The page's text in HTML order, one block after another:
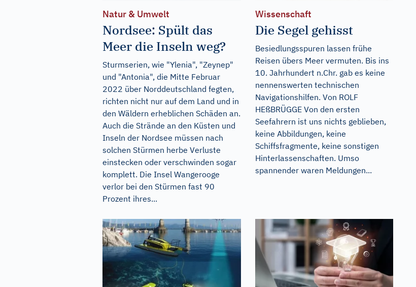
Natur & Umwelt
Nordsee: Spült das
Meer die Inseln weg?
Sturmserien, wie "Ylenia", "Zeynep"
und "Antonia", die Mitte Februar
2022 über Norddeutschland fegten,
richten nicht nur auf dem Land und in
den Wäldern erheblichen Schäden an.
Auch die Strände an den Küsten und
Inseln der Nordsee müssen nach
solchen Stürmen herbe Verluste
einstecken oder verschwinden sogar
komplett. Die Insel Wangerooge
verlor bei den Stürmen fast 90
Prozent ihres...
Wissenschaft
Die Segel gehisst
Besiedlungsspuren lassen frühe
Reisen übers Meer vermuten. Bis ins
10. Jahrhundert n.Chr. gab es keine
nennenswerten technischen
Navigationshilfen. Von ROLF
HEßBRÜGGE Von den ersten
Seefahrern ist uns nichts geblieben,
keine Abbildungen, keine
Schiffsfragmente, keine sonstigen
Hinterlassenschaften. Umso
spannender waren Meldungen...